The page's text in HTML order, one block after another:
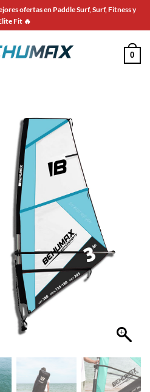
ofertas en Paddle Surf, Surf, Fitness y
Fit 🔥
0